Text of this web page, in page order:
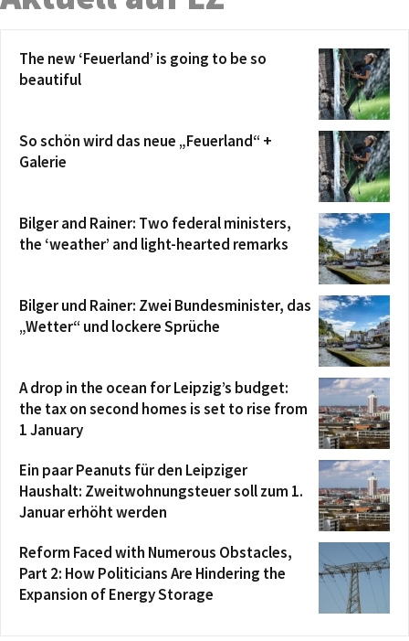
The new ‘Feuerland’ is going to be so
beautiful
So schön wird das neue „Feuerland“ +
Galerie
Bilger and Rainer: Two federal ministers,
the ‘weather’ and light-hearted remarks
Bilger und Rainer: Zwei Bundesminister, das
„Wetter“ und lockere Sprüche
A drop in the ocean for Leipzig’s budget:
the tax on second homes is set to rise from
1 January
Ein paar Peanuts für den Leipziger
Haushalt: Zweitwohnungsteuer soll zum 1.
Januar erhöht werden
Reform Faced with Numerous Obstacles,
Part 2: How Politicians Are Hindering the
Expansion of Energy Storage